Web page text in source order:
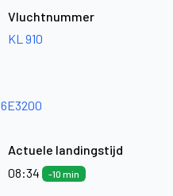
Vluchtnummer
KL 910
6E3200
Actuele landingstijd
08:34
-10 min